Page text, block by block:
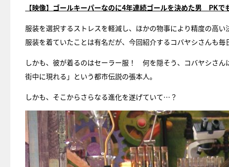
【映像】ゴールキーパーなのに4年連続ゴールを決めた男 PK
服装を選択するストレスを軽減し、ほかの物事により精度の高
服装を着ていたことは有名だが、今回紹介するコバヤシさんも毎
しかも、彼が着るのはセーラー服！ 何を隠そう、コバヤシさ
街中に現れる」という都市伝説の張本人。
しかも、そこからさらなる進化を遂げていて…？